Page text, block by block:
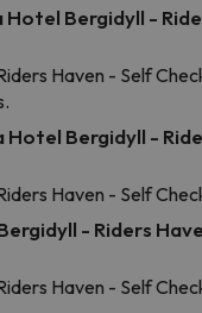
Hotel Bergidyll -
Haven - Self
Hotel Bergidyll -
Haven - Self
- Riders
Haven - Self